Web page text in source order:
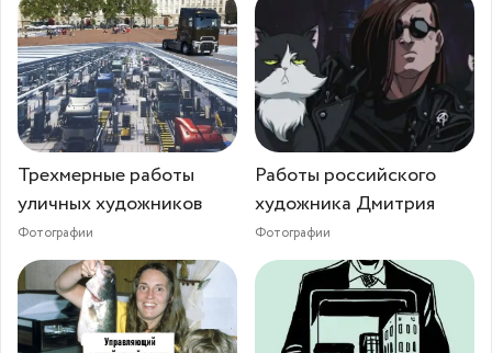
Трехмерные работы
уличных художников
Фотографии
Работы российского
художника Дмитрия
Фотографии